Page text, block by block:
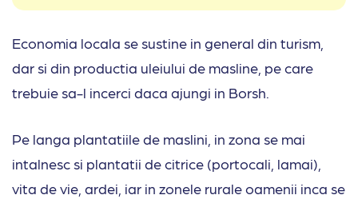
Economia locala se sustine in general din turism,
dar si din productia uleiului de masline, pe care
trebuie sa-l incerci daca ajungi in Borsh.
Pe langa plantatiile de maslini, in zona se mai
intalnesc si plantatii de citrice (portocali, lamai),
vita de vie, ardei, iar in zonele rurale oamenii inca se